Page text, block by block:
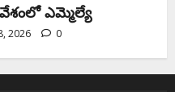
ఎమ్మెల్యే
2026 0